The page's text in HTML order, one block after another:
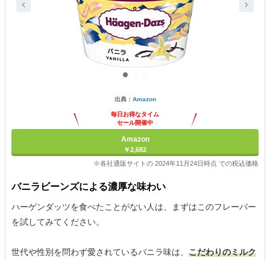
出典： Amazon
毎日お得なタイム
セール開催中
Amazon
￥2,682
※各社通販サイトの 2024年11月24日時点 での税込価格
バニラビーンズによる濃厚な味わい
ハーゲンダッツを食べたことがない人は、まずはこのフレーバー
を試してみてください。
世代や性別を問わず愛されているバニラ味は、 こだわりのミルク